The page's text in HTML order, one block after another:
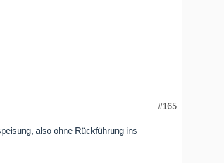
#165
also ohne Rückführung ins